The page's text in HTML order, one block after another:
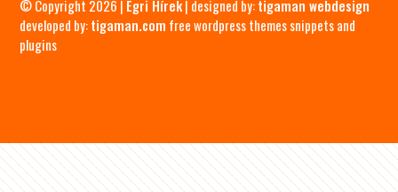
© Copyright 2026 | Egri Hírek| designed by:tigaman webdesign
developed by:tigaman.com free wordpress themes snippets and
plugins